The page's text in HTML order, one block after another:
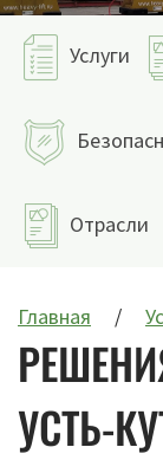
Услуги
Отрасли
Главная
УСТЬ-